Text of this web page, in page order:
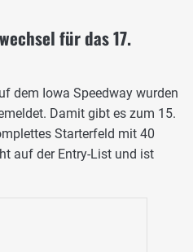
für das 17.
dem Iowa Speedway wurden
Damit gibt es zum 15.
Starterfeld mit 40
auf der Entry-List und ist